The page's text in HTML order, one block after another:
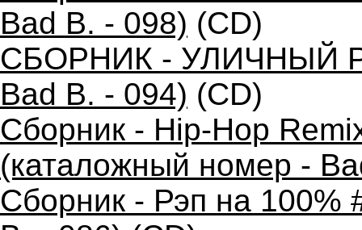
Bad B. - 098) (CD)
СБОРНИК - УЛИЧНЫЙ
Bad B. - 094) (CD)
Сборник - Hip-Hop
(каталожный номер -
Сборник - Рэп на 100%